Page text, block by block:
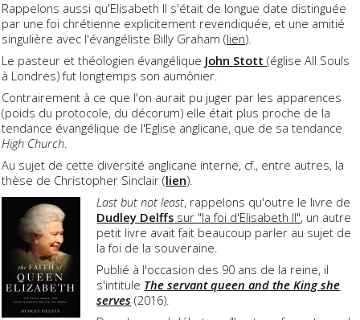
Rappelons aussi qu'Elisabeth II s'était de longue date distinguée
par une foi chrétienne explicitement revendiquée, et une amitié
singulière avec l'évangéliste Billy Graham (lien).
Le pasteur et théologien évangélique John Stott (église All Souls
à Londres) fut longtemps son aumônier.
Contrairement à ce que l'on aurait pu juger par les apparences
(poids du protocole, du décorum) elle était plus proche de la
tendance évangélique de l'Eglise anglicane, que de sa tendance
High Church
Au sujet de cette diversité anglicane interne, cf., entre autres, la
thèse de Christopher Sinclair (lien).
Last but not least, rappelons qu'outre le livre de
Dudley Delffs sur "la foi d'Elisabeth II", un autre
petit livre avait fait beaucoup parler au sujet de
la foi de la souveraine.
Publié à l'occasion des 90 ans de la reine, il
s'intitule The servant queen and the King she
serves (2016).